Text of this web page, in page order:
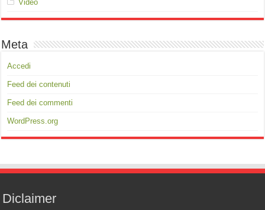
Video
Meta
Accedi
Feed dei contenuti
Feed dei commenti
WordPress.org
Diclaimer